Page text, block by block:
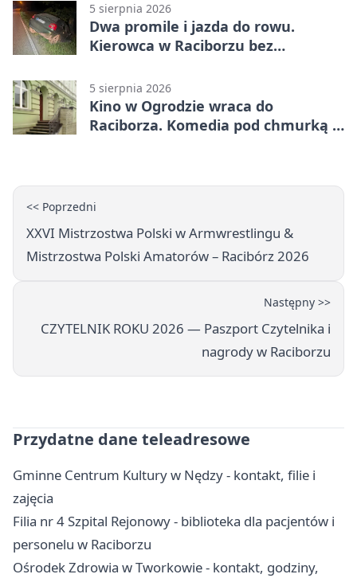
5 sierpnia 2026
Dwa promile i jazda do rowu.
Kierowca w Raciborzu bez
5 sierpnia 2026
Kino w Ogrodzie wraca do
Raciborza. Komedia pod chmurką w
<< Poprzedni
XXVI Mistrzostwa Polski w Armwrestlingu &
Mistrzostwa Polski Amatorów – Racibórz 2026
Następny >>
CZYTELNIK ROKU 2026 — Paszport Czytelnika i
nagrody w Raciborzu
Przydatne dane teleadresowe
Gminne Centrum Kultury w Nędzy - kontakt, filie i
zajęcia
Filia nr 4 Szpital Rejonowy - biblioteka dla pacjentów i
personelu w Raciborzu
Ośrodek Zdrowia w Tworkowie - kontakt, godziny,